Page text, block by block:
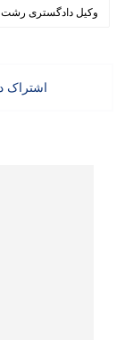
وکیل دادگستری رشت